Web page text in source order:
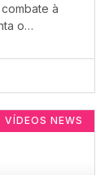
à
o…
VÍDEOS NEWS